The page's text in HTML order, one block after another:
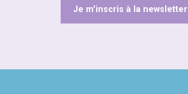
Je m'inscris à la newsletter